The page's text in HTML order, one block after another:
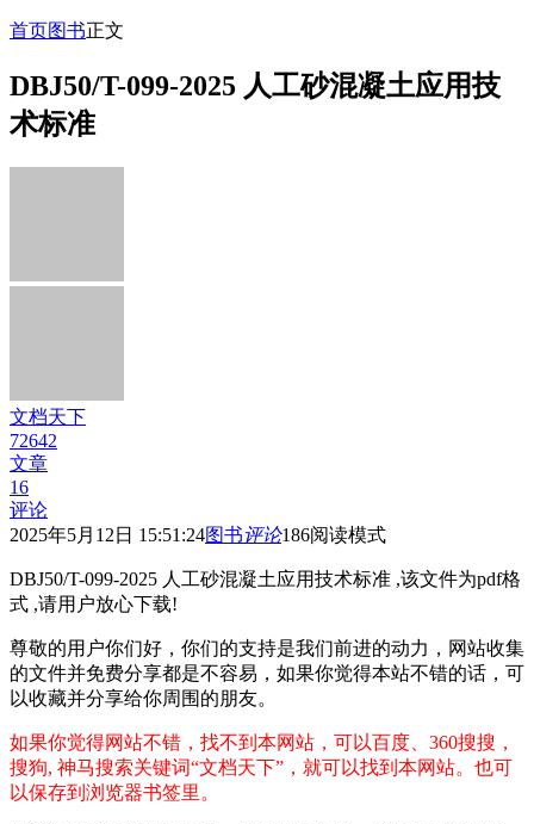
首页图书正文
DBJ50/T-099-2025 人工砂混凝土应用技
术标准
文档天下
72642
文章
16
评论
2025年5月12日 15:51:24图书评论186阅读模式
DBJ50/T-099-2025 人工砂混凝土应用技术标准 ,该文件为pdf格
式 ,请用户放心下载!
尊敬的用户你们好，你们的支持是我们前进的动力，网站收集
的文件并免费分享都是不容易，如果你觉得本站不错的话，可
以收藏并分享给你周围的朋友。
如果你觉得网站不错，找不到本网站，可以百度、360搜搜，
搜狗, 神马搜索关键词“文档天下”，就可以找到本网站。也可
以保存到浏览器书签里。